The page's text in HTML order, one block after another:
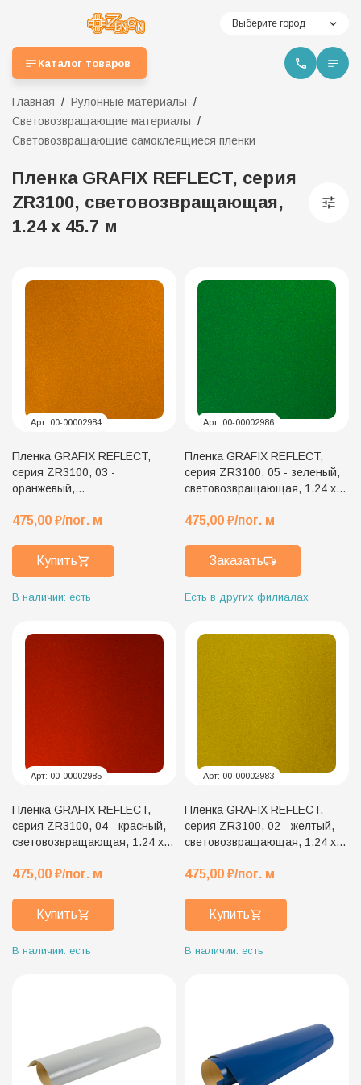
Выберите город
Каталог товаров
Главная
Рулонные материалы
Световозвращающие материалы
Световозвращающие самоклеящиеся пленки
Пленка GRAFIX REFLECT, серия
ZR3100, световозвращающая,
1.24 x 45.7 м
Арт: 00-00002984
Пленка GRAFIX REFLECT,
серия ZR3100, 03 -
оранжевый,
45.7 м
475,00 ₽/пог. м
Купить
В наличии: есть
Арт: 00-00002986
Пленка GRAFIX REFLECT,
серия ZR3100, 05 - зеленый,
световозвращающая, 1.24 x
475,00 ₽/пог. м
Заказать
Есть в других филиалах
Арт: 00-00002985
Пленка GRAFIX REFLECT,
серия ZR3100, 04 - красный,
световозвращающая, 1.24 x
475,00 ₽/пог. м
Купить
В наличии: есть
Арт: 00-00002983
Пленка GRAFIX REFLECT,
серия ZR3100, 02 - желтый,
световозвращающая, 1.24 x
475,00 ₽/пог. м
Купить
В наличии: есть